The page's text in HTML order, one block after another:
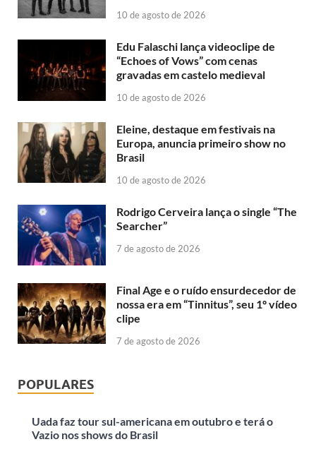
10 de agosto de 2026
Edu Falaschi lança videoclipe de
“Echoes of Vows” com cenas
gravadas em castelo medieval
10 de agosto de 2026
Eleine, destaque em festivais na
Europa, anuncia primeiro show no
Brasil
10 de agosto de 2026
Rodrigo Cerveira lança o single “The
Searcher”
7 de agosto de 2026
Final Age e o ruído ensurdecedor de
nossa era em “Tinnitus”, seu 1º vídeo
clipe
7 de agosto de 2026
POPULARES
Uada faz tour sul-americana em outubro e terá o
Vazio nos shows do Brasil